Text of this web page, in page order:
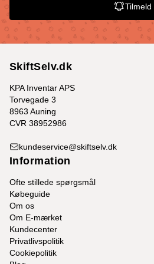
Tilmeld
SkiftSelv.dk
KPA Inventar APS
Torvegade 3
8963 Auning
CVR 38952986
kundeservice@skiftselv.dk
Information
Ofte stillede spørgsmål
Købeguide
Om os
Om E-mærket
Kundecenter
Privatlivspolitik
Cookiepolitik